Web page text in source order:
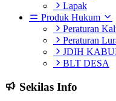
Lapak
Produk Hukum
Peraturan
Peraturan
JDIH
BLT DESA
Sekilas Info